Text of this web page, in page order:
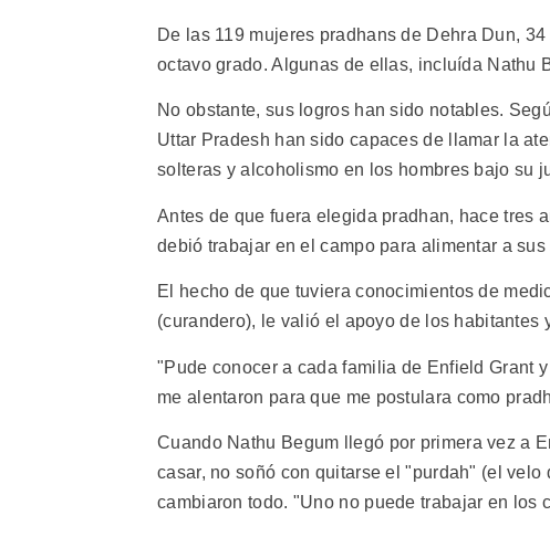
De las 119 mujeres pradhans de Dehra Dun,
octavo grado. Algunas de ellas, incluída Nathu
No obstante, sus logros han sido notables.
Uttar Pradesh han sido capaces de llamar la
solteras y alcoholismo en los hombres bajo su
Antes de que fuera elegida pradhan, hace tres
debió trabajar en el campo para alimentar a
El hecho de que tuviera conocimientos de
(curandero), le valió el apoyo de los habitantes
"Pude conocer a cada familia de Enfield Grant
me alentaron para que me postulara como
Cuando Nathu Begum llegó por primera vez a
casar, no soñó con quitarse el "purdah" (el
cambiaron todo. "Uno no puede trabajar en los